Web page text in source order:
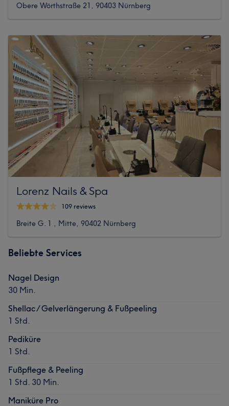
Obere Wörthstraße 21, 90403 Nürnberg
Lorenz Nails & Spa
109 reviews
Breite G. 1 , Mitte, 90402 Nürnberg
Beliebte Services
Nagel Design
30 Min.
Shellac / Gelverlängerung & Fußpeeling
1 Std.
Pediküre
1 Std.
Fußpflege & Peeling
1 Std. 30 Min.
Maniküre Pro